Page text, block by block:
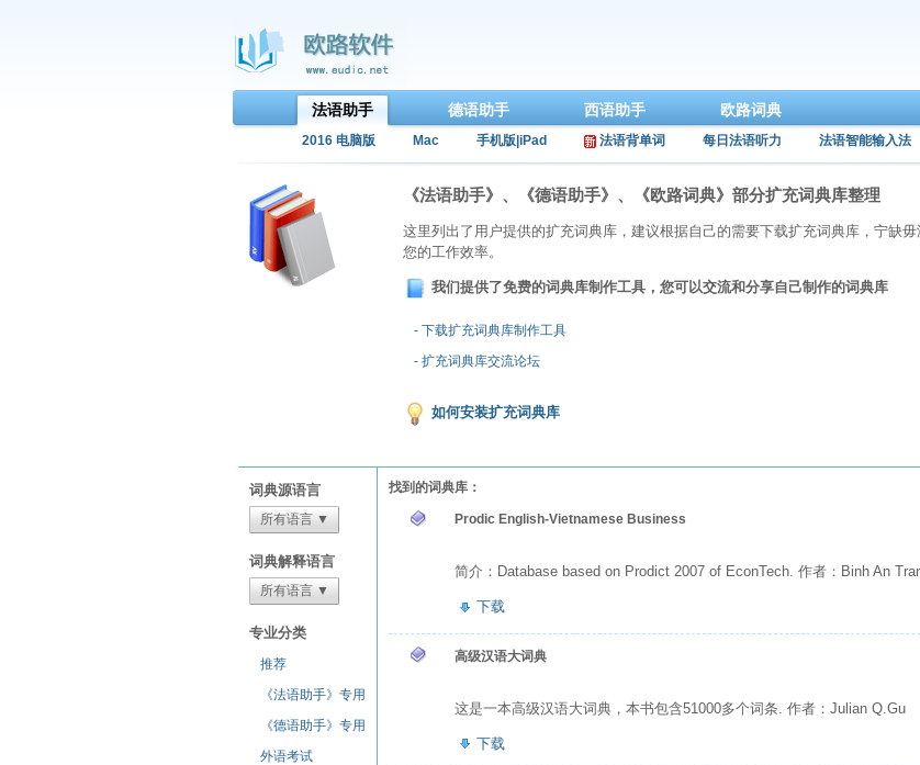
法语助手 德语助手 西语助手 欧路词典
2016 电脑版 Mac 手机版|iPad 法语背单词 每日法语听力 法语智能输入法
《法语助手》、《德语助手》、《欧路词典》部分扩充词典库整理
这里列出了用户提供的扩充词典库，建议根据自己的需要下载扩充词典库，宁缺
您的工作效率。
我们提供了免费的词典库制作工具，您可以交流和分享自己制作的词典库
- 下载扩充词典库制作工具
- 扩充词典库交流论坛
如何安装扩充词典库
词典源语言
所有语言 ▼
词典解释语言
所有语言 ▼
专业分类
推荐
《法语助手》专用
《德语助手》专用
外语考试
找到的词典库：
Prodic English-Vietnamese Business
简介：Database based on Prodict 2007 of EconTech. 作者：Binh An
下载
高级汉语大词典
这是一本高级汉语大词典，本书包含51000多个词条. 作者：Julian Q.Gu
下载